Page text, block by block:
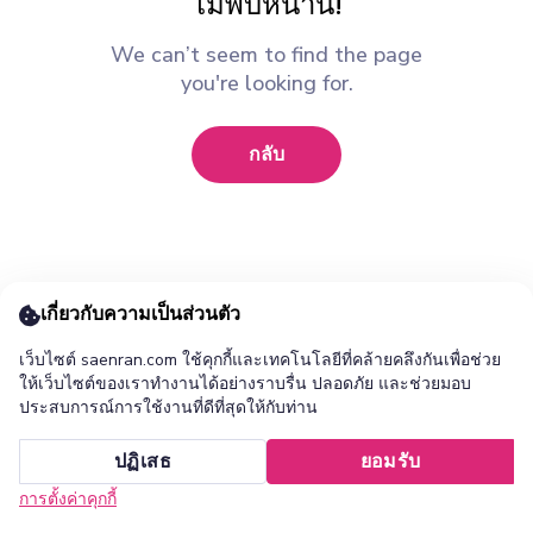
We can’t seem to find the page
you're looking for.
กลับ
หน้าแรก
ยกเลิก ติดตั้ง
เกี่ยวกับความเป็นส่วนตัว
เว็บไซต์ saenran.com ใช้คุกกี้และเทคโนโลยีที่คล้ายคลึงกันเพื่อช่วย
ให้เว็บไซต์ของเราทำงานได้อย่างราบรื่น ปลอดภัย และช่วยมอบ
ประสบการณ์การใช้งานที่ดีที่สุดให้กับท่าน
ปฏิเสธ ยอมรับ
การตั้งค่าคุกกี้